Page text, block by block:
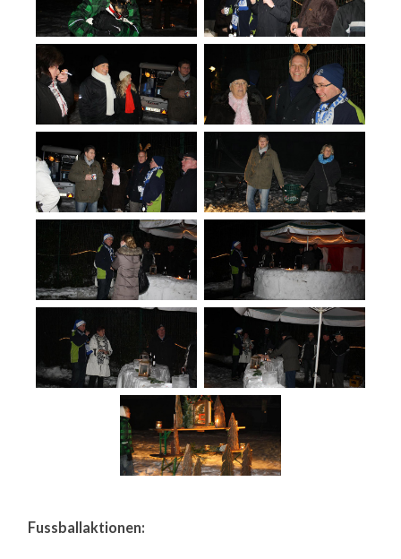
Fussballaktionen: